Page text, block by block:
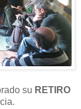
su RETIRO